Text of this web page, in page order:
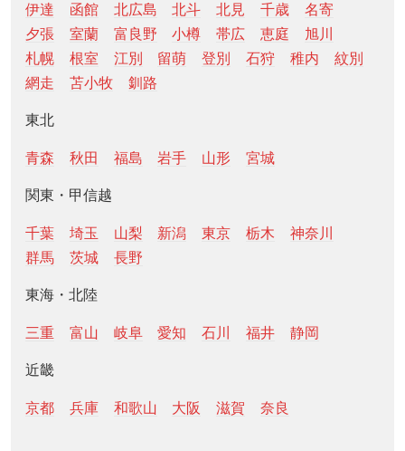
伊達 函館 北広島 北斗 北見 千歳
名寄
夕張
室蘭 富良野 小樽 帯広 恵庭
旭川
札幌
根室 江別 留萌 登別 石狩 稚内
紋別
網走
苫小牧 釧路
東北
青森 秋田 福島 岩手 山形 宮城
関東・甲信越
千葉 埼玉 山梨 新潟 東京 栃木
神奈川
群馬
茨城 長野
東海・北陸
三重 富山 岐阜 愛知 石川 福井 静岡
近畿
京都 兵庫 和歌山 大阪 滋賀 奈良